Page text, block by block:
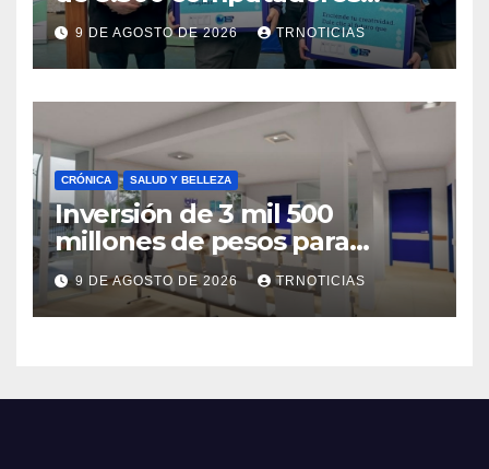
están siendo entregados en
la región
9 DE AGOSTO DE 2026 TRNOTICIAS
CRÓNICA SALUD Y BELLEZA
Inversión de 3 mil 500
millones de pesos para
mejorar el Cesfam
Astaburuaga
9 DE AGOSTO DE 2026 TRNOTICIAS